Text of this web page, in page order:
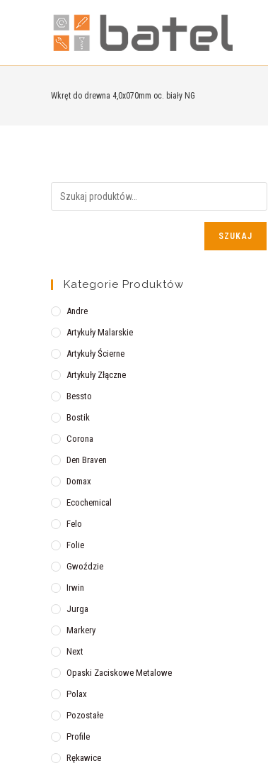
Wkręt do drewna 4,0x070mm oc. biały NG
SZUKAJ
Kategorie Produktów
Andre
Artykuły Malarskie
Artykuły Ścierne
Artykuły Złączne
Bessto
Bostik
Corona
Den Braven
Domax
Ecochemical
Felo
Folie
Gwoździe
Irwin
Jurga
Markery
Next
Opaski Zaciskowe Metalowe
Polax
Pozostałe
Profile
Rękawice